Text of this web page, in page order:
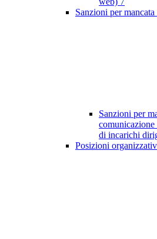
Sanzioni per
Sanzioni per
di incarichi
Posizioni